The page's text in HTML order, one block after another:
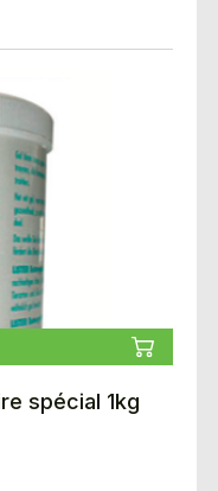
spécial 1kg